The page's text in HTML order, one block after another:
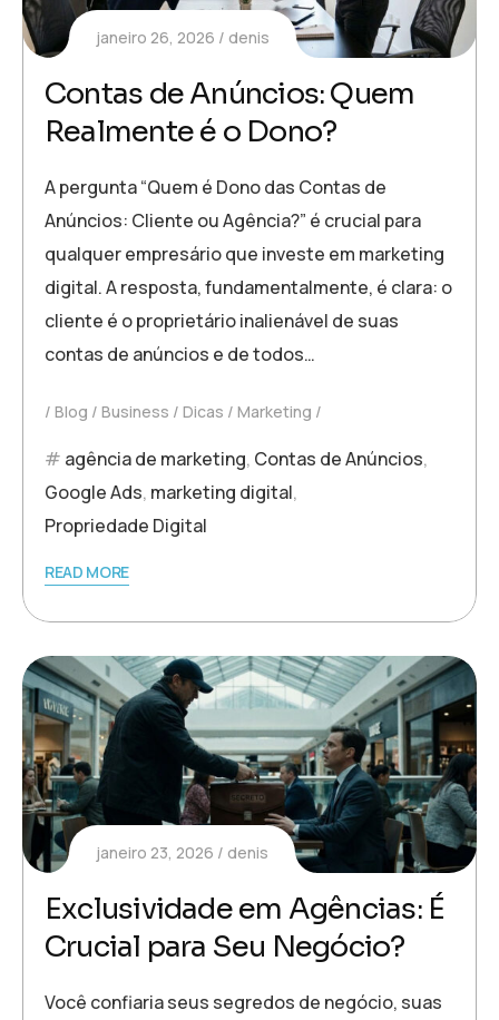
janeiro 26, 2026 denis
Contas de Anúncios: Quem
Realmente é o Dono?
A pergunta “Quem é Dono das Contas de
Anúncios: Cliente ou Agência?” é crucial para
qualquer empresário que investe em marketing
digital. A resposta, fundamentalmente, é clara: o
cliente é o proprietário inalienável de suas
contas de anúncios e de todos…
Blog Business Dicas Marketing
agência de marketing, Contas de Anúncios,
Google Ads, marketing digital,
Propriedade Digital
READ MORE
janeiro 23, 2026 denis
Exclusividade em Agências: É
Crucial para Seu Negócio?
Você confiaria seus segredos de negócio, suas